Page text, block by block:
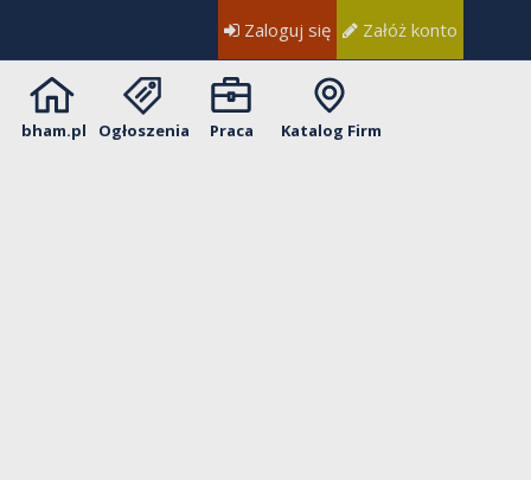
Zaloguj się Załóż konto
bham.pl Ogłoszenia Praca Katalog Firm